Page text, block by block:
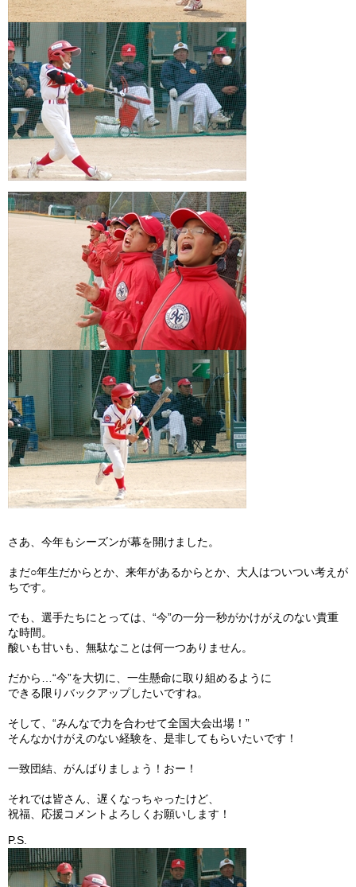
さあ、今年もシーズンが幕を開けました。
まだ○年生だからとか、来年があるからとか、大人はついつい考えが
ちです。
でも、選手たちにとっては、“今”の一分一秒がかけがえのない貴重
な時間。
酸いも甘いも、無駄なことは何一つありません。
だから…“今”を大切に、一生懸命に取り組めるように
できる限りバックアップしたいですね。
そして、“みんなで力を合わせて全国大会出場！”
そんなかけがえのない経験を、是非してもらいたいです！
一致団結、がんばりましょう！おー！
それでは皆さん、遅くなっちゃったけど、
祝福、応援コメントよろしくお願いします！
P.S.